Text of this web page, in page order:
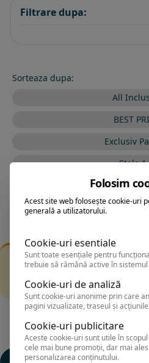
Filtrare dupa:
Sorteaza dupa:
All
BEST
Exclusiv
Stele
Stele
Filtrarea nu a returnat
alte fitre.
Folosim
Acest site web folosește cookie-uri
generală a utilizatorului.
Cookie-uri esentiale
Sunt toate esențiale pentru
trebuie să rămână active în
Cookie-uri de analiză
Sunt cookie-uri anonime prin care
pagini vizualizate, traseul și
Cookie-uri publicitare
Aceste cookie-uri sunt utile în
cele mai bune promoții, dar mai
personalizarea conținutului.